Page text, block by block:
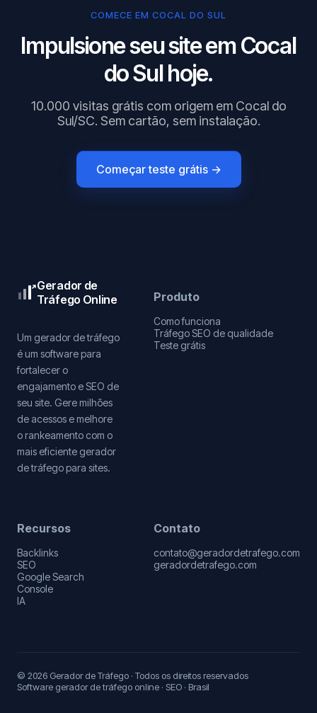
COMECE EM COCAL DO SUL
Impulsione seu site em Cocal
do Sul hoje.
10.000 visitas grátis com origem em Cocal do
Sul/SC. Sem cartão, sem instalação.
Começar teste grátis →
Gerador de
Tráfego Online
Um gerador de tráfego
é um software para
fortalecer o
engajamento e SEO de
seu site. Gere milhões
de acessos e melhore
o rankeamento com o
mais eficiente gerador
de tráfego para sites.
Produto
Como funciona
Tráfego SEO de qualidade
Teste grátis
Recursos
Backlinks
SEO
Google Search
Console
IA
Contato
contato@geradordetrafego.com
geradordetrafego.com
© 2026 Gerador de Tráfego · Todos os direitos reservados
Software gerador de tráfego online · SEO · Brasil